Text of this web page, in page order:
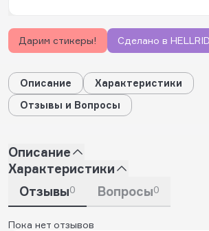
Дарим стикеры! Сделано в
Описание
Характеристики
Отзывы и Вопросы
Описание
Характеристики
Отзывы0 Вопросы0
Пока нет отзывов